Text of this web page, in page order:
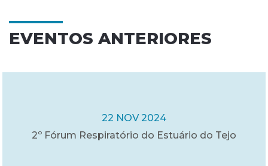
EVENTOS ANTERIORES
22 NOV 2024
2º Fórum Respiratório do Estuário do Tejo